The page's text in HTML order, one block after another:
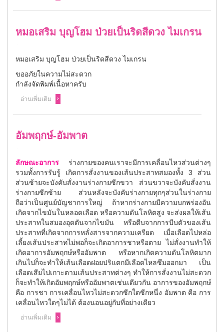
หมอเสริม บุญโฮม ป่วยเป็นริดสีดวง ไมเกรน
หมอเสริม บุญโฮม ป่วยเป็นริดสีดวง ไมเกรน
ขออภัยในความไม่สะดวก
กำลังจัดพิมพ์เนื้อหาครับ
อ่านเพิ่มเติม
อัมพฤกษ์-อัมพาต
ลักษณะอาการ ร่างกายของคนเราจะมีการเคลื่อนไหวส่วนต่างๆ
รวมทั้งการรับรู้ เกิดการสั่งงานของเส้นประสาทสมองทั้ง 3 ส่วน
ส่วนซ้ายจะบังคับสั่งงานร่างกายซีกขวา ส่วนขวาจะบังคับสั่งงาน
ร่างกายซีกซ้าย ส่วนหลังจะบังคับร่างกายทุกๆส่วนในร่างกาย
ถือว่าเป็นศูนย์บัญชาการใหญ่ ถ้าหากร่างกายมีความบกพร่องอัน
เกิดจากไขมันในหลอดเลือด หรือความดันโลหิตสูง จะส่งผลให้เส้น
ประสาทในสมองอุดตันจากไขมัน หรือตีบจากการบีบตัวของเส้น
ประสาทที่เกิดจากการหลั่งสารจากความเครียด เมื่อเลือดไปหล่อ
เลี้ยงเส้นประสาทไม่พอก็จะเกิดอาการชาหรือตาย ไม่สั่งงานทำให้
เกิดอาการอัมพฤกษ์หรืออัมพาต หรือหากเกิดความดันโลหิตมาก
เกินไปก็จะทำให้เส้นเลือดฝอยปริแตกมีเลือดไหลซึมออกมา เป็น
เลือดเสียไปเกาะตามเส้นประสาทต่างๆ ทำให้การสั่งงานไม่สะดวก
ก็จะทำให้เกิดอัมพฤกษ์หรืออัมพาตเช่นเดียวกัน อาการของอัมพฤกษ์
คือ การชา การเคลื่อนไหวไม่สะดวกซีกใดซีกหนึ่ง อัมพาต คือ การ
เคลื่อนไหวใดๆไม่ได้ ต้องนอนอยู่กับที่อย่างเดียว
อ่านเพิ่มเติม